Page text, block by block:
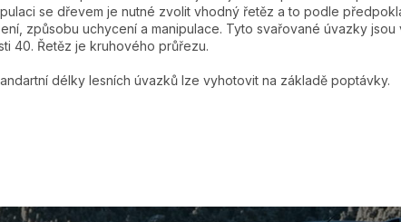
se dřevem je nutné zvolit vhodný řetěz a to podle
způsobu uchycení a manipulace. Tyto svařované úvazky jsou
40. Řetěz je kruhového průřezu.
délky lesních úvazků lze vyhotovit na základě poptávky.